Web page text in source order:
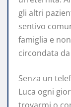
gli altri
sentivo
famiglia e
circondata
Senza un
Luca ogni